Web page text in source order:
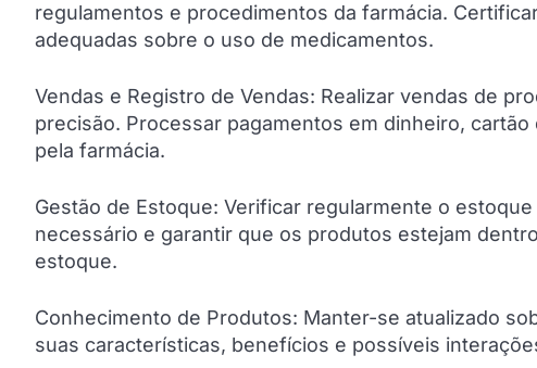
regulamentos e procedimentos da farmácia.
adequadas sobre o uso de medicamentos.
Vendas e Registro de Vendas: Realizar vendas de
precisão. Processar pagamentos em dinheiro,
pela farmácia.
Gestão de Estoque: Verificar regularmente o
necessário e garantir que os produtos estejam
estoque.
Conhecimento de Produtos: Manter-se atualizado
suas características, benefícios e possíveis